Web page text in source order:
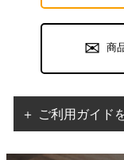
商
＋ ご利用ガイド